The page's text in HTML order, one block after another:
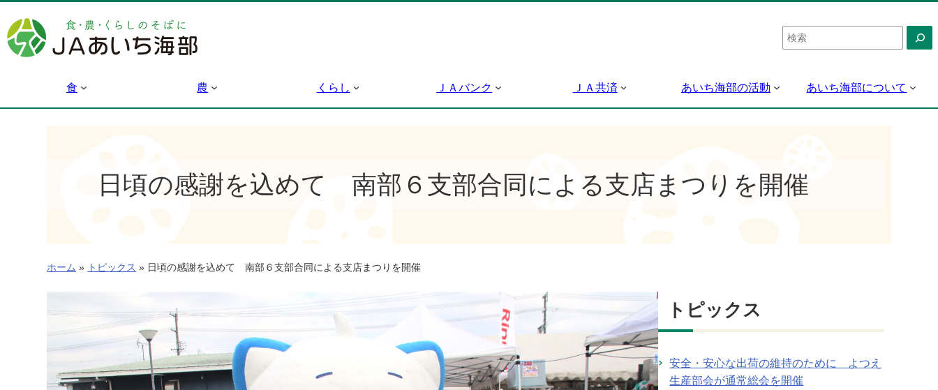
容
を
検
索
食 農 くらし ＪＡバンク ＪＡ共済 あいち海部の活動 あいち海部について
日頃の感謝を込めて 南部６支部合同による支店まつりを開催
ホーム » トピックス » 日頃の感謝を込めて 南部６支部合同による支店まつりを開催
トピックス
安全・安心な出荷の維持のために よつえ
生産部会が通常総会を開催